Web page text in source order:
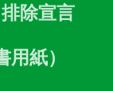
除宣言
紙）